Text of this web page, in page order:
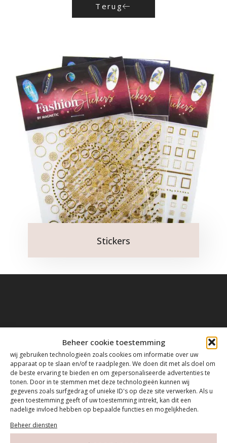
Beheer cookie toestemming
wij gebruiken technologieën zoals cookies om informatie over uw
apparaat op te slaan en/of te raadplegen. We doen dit met als doel om
de beste ervaring te bieden en om gepersonaliseerde advertenties te
tonen. Door in te stemmen met deze technologieën kunnen wij
gegevens zoals surfgedrag of unieke ID's op deze site verwerken. Als u
geen toestemming geeft of uw toestemming intrekt, kan dit een
nadelige invloed hebben op bepaalde functies en mogelijkheden.
Beheer diensten
Terug
Stickers
Contact
Tanthofdreef 7 2623 EW Delft
015-2120822